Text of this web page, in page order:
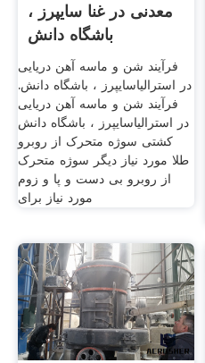
معدنی در غنا سایپرز ،
باشگاه دانش
فرآیند شن و ماسه آهن دریایی
در استرالیاسایپرز ، باشگاه دانش.
فرآیند شن و ماسه آهن دریایی
در استرالیاسایپرز ، باشگاه دانش
کشتی سوژه متحرک از روبرو
طلا مورد نیاز دیگر سوژه متحرک
از روبرو بی دست و پا و زوم
مورد نیاز برای